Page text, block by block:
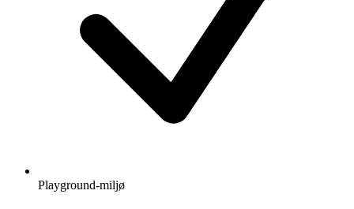
Playground-miljø